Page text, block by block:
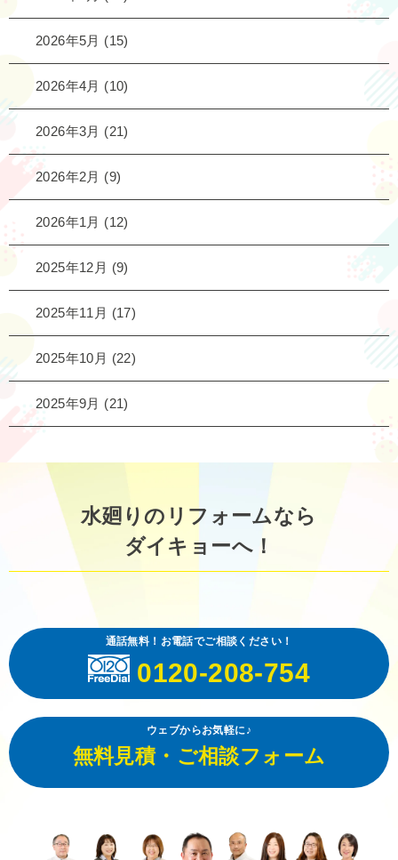
2026年5月 (15)
2026年4月 (10)
2026年3月 (21)
2026年2月 (9)
2026年1月 (12)
2025年12月 (9)
2025年11月 (17)
2025年10月 (22)
2025年9月 (21)
水廻りのリフォームなら
ダイキョーへ！
通話無料！お電話でご相談ください！
0120-208-754
ウェブからお気軽に♪
無料見積・ご相談フォーム